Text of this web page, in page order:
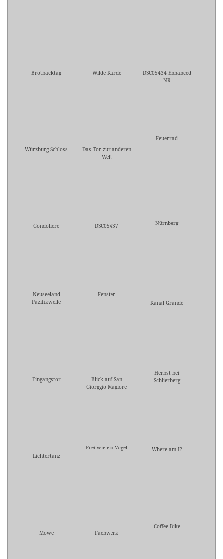
Brotbacktag Wilde Karde
DSC05434 Enhanced
NR
Würzburg Schloss
Das Tor zur anderen
Welt
Feuerrad
Gondoliere DSC05437 Nürnberg
Neuseeland
Pazifikwelle
Fenster
Kanal Grande
Eingangstor
Blick auf San
Giorggio Magiore
Herbst bei
Schlierberg
Lichtertanz
Frei wie ein Vogel Where am I?
Möwe Fachwerk
Coffee Bike